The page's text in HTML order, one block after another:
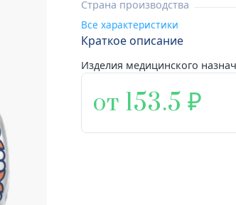
Страна производства
Все характеристики
Краткое описание
Изделия медицинского
от 153.5